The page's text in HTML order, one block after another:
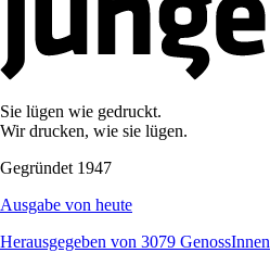
Sie lügen wie gedruckt.
Wir drucken, wie sie lügen.
Gegründet 1947
Ausgabe von heute
Herausgegeben von 3079 GenossInnen